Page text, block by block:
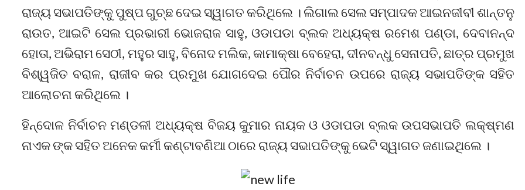
ରାଜ୍ୟ ସଭାପତିଙ୍କୁ ପୁଷ୍ପ ଗୁଚ୍ଛ ଦେଇ ସ୍ୱାଗତ କରିଥିଲେ । ଲିଗାଲ ସେଲ ସମ୍ପାଦକ ଆଇନଜୀବୀ ଶାନ୍ତନୁ
ରାଉତ, ଆଇଟି ସେଲ ପ୍ରଭାରୀ ଭୋଜରାଜ ସାହୁ, ଓଡାପଡା ବ୍ଲକ ଅଧ୍ୟକ୍ଷ ରମେଶ ପଣ୍ଡା, ଦେବାନନ୍ଦ
ହୋତା, ଅଭିରାମ ସେଠୀ, ମହୁର ସାହୁ, ବିନୋଦ ମଲିକ, କାମାକ୍ଷା ବେହେରା, ଦୀନବନ୍ଧୁ ସେନାପତି, ଛାତ୍ର ପ୍ରମୁଖ
ବିଶ୍ୱଜିତ ବରାଳ, ରାଜୀବ କର ପ୍ରମୁଖ ଯୋଗଦେଇ ପୌର ନିର୍ବାଚନ ଉପରେ ରାଜ୍ୟ ସଭାପତିଙ୍କ ସହିତ
ଆଲୋଚନା କରିଥିଲେ ।
ହିନ୍ଦୋଳ ନିର୍ବାଚନ ମଣ୍ଡଳୀ ଅଧ୍ୟକ୍ଷ ବିଜୟ କୁମାର ନାୟକ ଓ ଓଡାପଡା ବ୍ଲକ ଉପସଭାପତି ଲକ୍ଷ୍ମଣ
ନାଏକ ଙ୍କ ସହିତ ଅନେକ କର୍ମୀ କଣ୍ଟାବଣିଆ ଠାରେ ରାଜ୍ୟ ସଭାପତିଙ୍କୁ ଭେଟି ସ୍ୱାଗତ ଜଣାଇଥିଲେ ।